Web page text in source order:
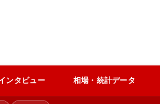
ンタビュー 相場・統計データ